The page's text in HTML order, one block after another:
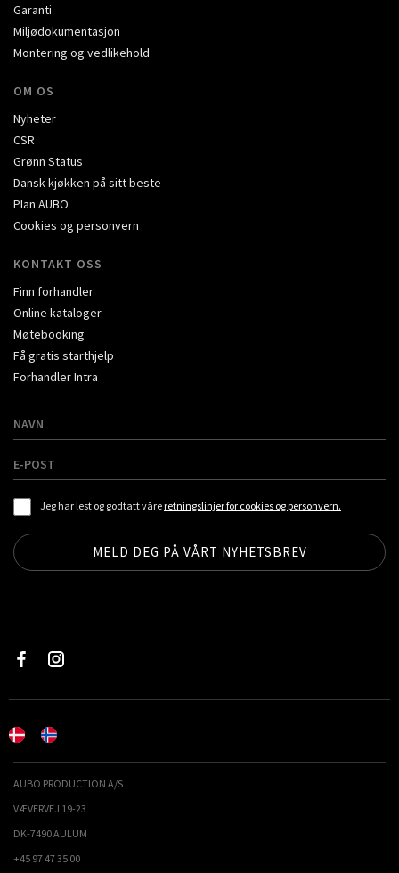
Garanti
Miljødokumentasjon
Montering og vedlikehold
OM OS
Nyheter
CSR
Grønn Status
Dansk kjøkken på sitt beste
Plan AUBO
Cookies og personvern
KONTAKT OSS
Finn forhandler
Online kataloger
Møtebooking
Få gratis starthjelp
Forhandler Intra
Jeg har lest og godtatt våreretningslinjer for cookies og personvern.
AUBO PRODUCTION A/S
VÆVERVEJ 19-23
DK-7490 AULUM
+45 97 47 35 00